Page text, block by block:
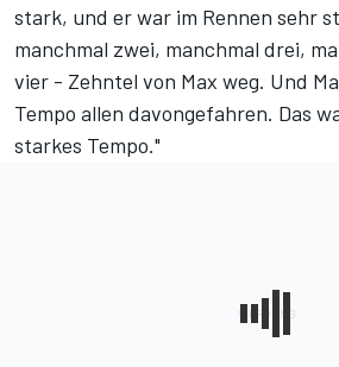
stark, und er war im Rennen sehr
manchmal zwei, manchmal drei,
vier - Zehntel von Max weg. Und
Tempo allen davongefahren. Das
starkes Tempo."